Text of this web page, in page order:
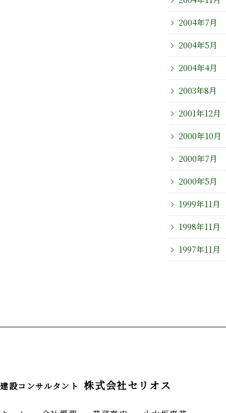
2004年7月
2004年5月
2004年4月
2003年8月
2001年12月
2000年10月
2000年7月
2000年5月
1999年11月
1998年11月
1997年11月
建設コンサルタント 株式会社セリオス